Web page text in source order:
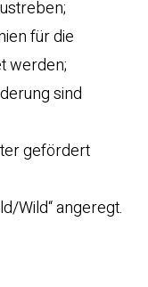
für die
werden;
sind
gefördert
Wild“ angeregt.